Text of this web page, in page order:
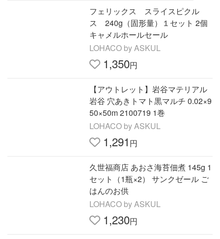
フェリックス スライスピクル
ス 240g（固形量）１セット 2個
キャメルホールセール
LOHACO by ASKUL
1,350円
【アウトレット】岩谷マテリアル
岩谷 穴あきトマト黒マルチ 0.02×9
50×50m 2100719 1巻
LOHACO by ASKUL
1,291 円
久世福商店 あおさ海苔佃煮 145g 1
セット（1瓶×2） サンクゼール ご
はんのお供
LOHACO by ASKUL
1,230円